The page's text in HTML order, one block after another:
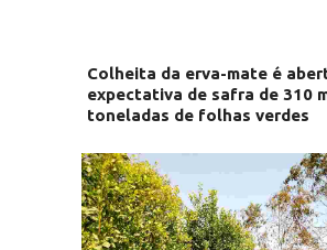
Colheita da erva-mate é
expectativa de safra de 310
toneladas de folhas verdes